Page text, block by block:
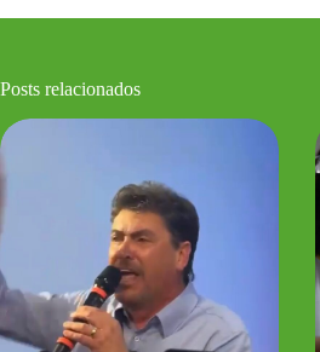
Posts relacionados